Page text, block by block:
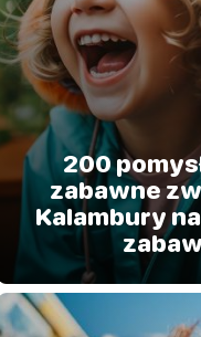
200
zabawne
Kalambury